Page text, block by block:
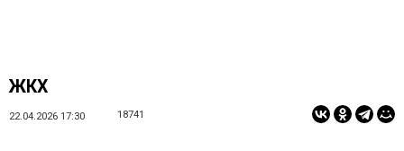
ЖКХ
22.04.2026 17:30 18741